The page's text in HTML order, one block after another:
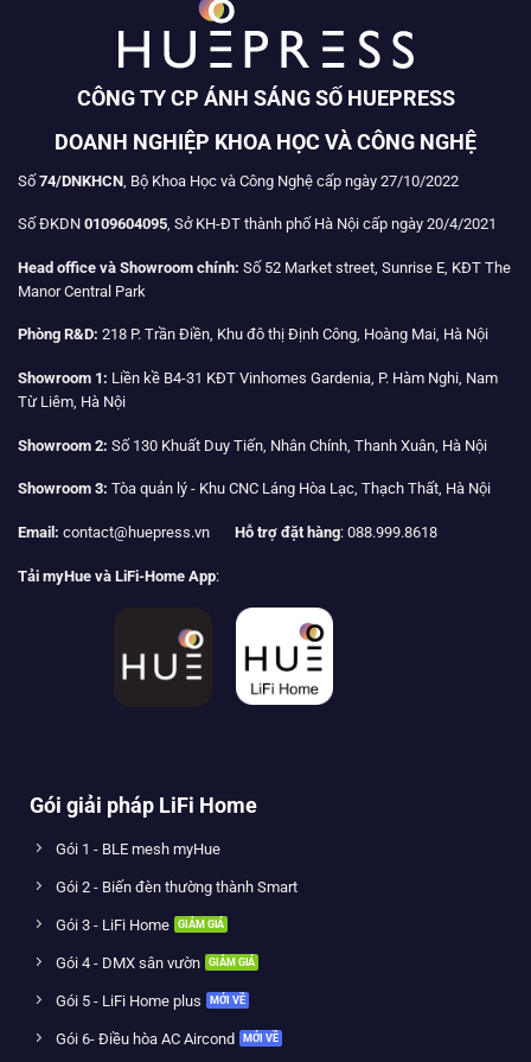
CÔNG TY CP ÁNH SÁNG SỐ HUEPRESS
DOANH NGHIỆP KHOA HỌC VÀ CÔNG NGHỆ
Số74/DNKHCN , Bộ Khoa Học và Công Nghệ cấp ngày 27/10/2022
Số ĐKDN 0109604095, Sở KH-ĐT thành phố Hà Nội cấp ngày 20/4/2021
Head office và Showroom chính: Số 52 Market street, Sunrise E, KĐT The
Manor Central Park
Phòng R&D: 218 P. Trần Điền, Khu đô thị Định Công, Hoàng Mai, Hà Nội
Showroom 1: Liền kề B4-31 KĐT Vinhomes Gardenia, P. Hàm Nghi, Nam
Từ Liêm, Hà Nội
Showroom 2: Số 130 Khuất Duy Tiến, Nhân Chính, Thanh Xuân, Hà Nội
Showroom 3: Tòa quản lý - Khu CNC Láng Hòa Lạc, Thạch Thất, Hà Nội
Email: contact@huepress.vn Hỗ trợ đặt hàng: 088.999.8618
Tải myHue và LiFi-Home App:
Gói giải pháp LiFi Home
Gói 1 - BLE mesh myHue
Gói 2 - Biến đèn thường thành Smart
Gói 3 - LiFi Home
Gói 4 - DMX sân vườn
Gói 5 - LiFi Home plus
Gói 6- Điều hòa AC Aircond